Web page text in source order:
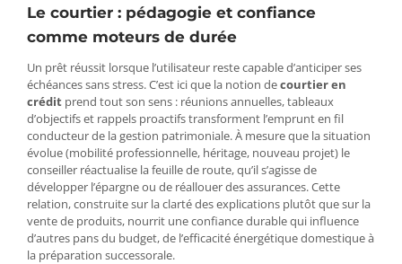
Le courtier : pédagogie et confiance
comme moteurs de durée
Un prêt réussit lorsque l’utilisateur reste capable d’anticiper ses
échéances sans stress. C’est ici que la notion decourtier en
crédit prend tout son sens : réunions annuelles, tableaux
d’objectifs et rappels proactifs transforment l’emprunt en fil
conducteur de la gestion patrimoniale. À mesure que la situation
évolue (mobilité professionnelle, héritage, nouveau projet) le
conseiller réactualise la feuille de route, qu’il s’agisse de
développer l’épargne ou de réallouer des assurances. Cette
relation, construite sur la clarté des explications plutôt que sur la
vente de produits, nourrit une confiance durable qui influence
d’autres pans du budget, de l’efficacité énergétique domestique à
la préparation successorale.